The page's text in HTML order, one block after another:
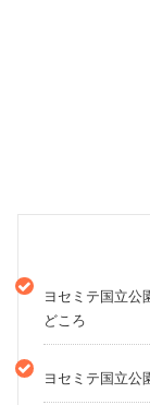
ヨセミテ国立公
どころ
ヨセミテ国立公